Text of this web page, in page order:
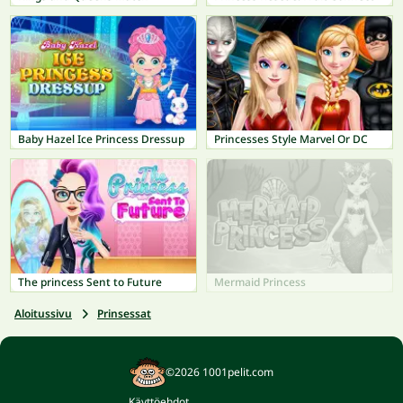
Baby Hazel Ice Princess Dressup Princesses Style Marvel Or DC
The princess Sent to Future Mermaid Princess
Aloitussivu Prinsessat
©2026 1001pelit.com